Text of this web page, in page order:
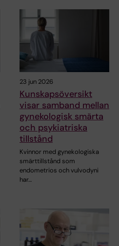
23 jun 2026
Kunskapsöversikt
visar samband mellan
gynekologisk smärta
och psykiatriska
tillstånd
Kvinnor med gynekologiska
smärttillstånd som
endometrios och vulvodyni
har…